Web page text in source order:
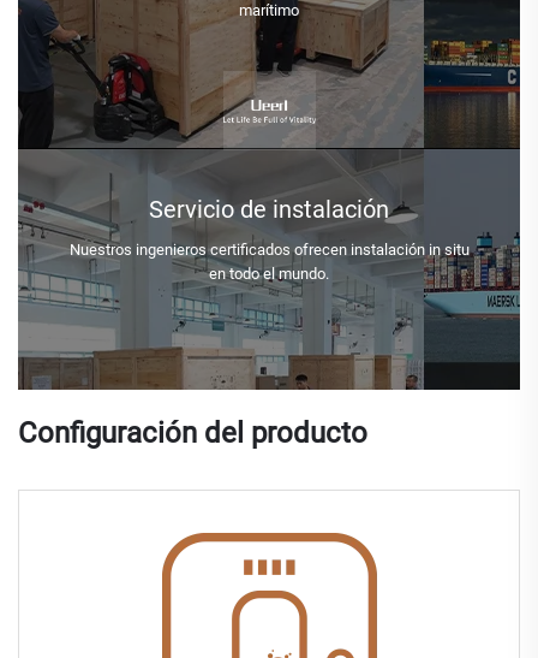
marítimo
Servicio de instalación
Nuestros ingenieros certificados ofrecen instalación in situ
en todo el mundo.
Configuración del producto